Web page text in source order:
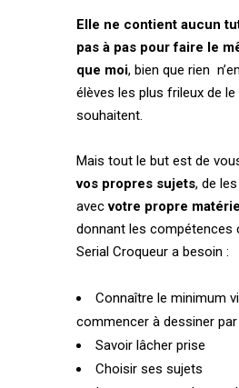
Elle ne contient aucun
pas à pas pour faire le
que moi, bien que rien
élèves les plus frileux de le
souhaitent.
Mais tout le but est de
vos propres sujets, de
avecvotre propre
donnant les compétences
Serial Croqueur a besoin :
Connaître le minimum
commencer à dessiner
Savoir lâcher prise
Choisir ses sujets